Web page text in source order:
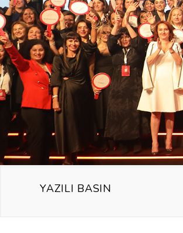
YAZILI BASIN